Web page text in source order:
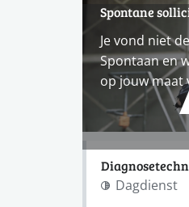
Spontane
Je vond niet
Spontaan en
op jouw maat
Dagdienst